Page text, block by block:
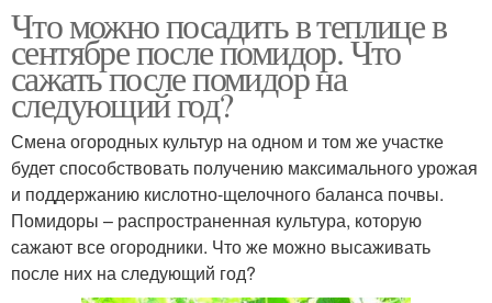
Что можно посадить в теплице в
сентябре после помидор. Что
сажать после помидор на
следующий год?
Смена огородных культур на одном и том же участке
будет способствовать получению максимального урожая
и поддержанию кислотно-щелочного баланса почвы.
Помидоры – распространенная культура, которую
сажают все огородники. Что же можно высаживать
после них на следующий год?